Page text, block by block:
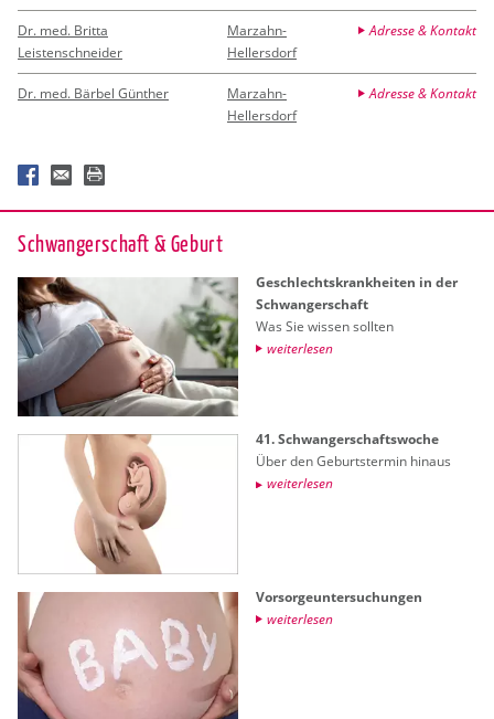
Dr. med. Britta
Leistenschneider
Marzahn-
Hellersdorf
Adresse & Kontakt
Dr. med. Bärbel Günther
Marzahn-
Hellersdorf
Adresse & Kontakt
Schwan­ger­schaft & Ge­burt
Ge­schlechts­krank­hei­ten in der
Schwan­ger­schaft
Was Sie wis­sen soll­ten
wei­ter­le­sen
41. Schwan­ger­schafts­wo­che
Über den Ge­burts­ter­min hin­aus
wei­ter­le­sen
Vor­sor­ge­un­ter­su­chun­gen
wei­ter­le­sen